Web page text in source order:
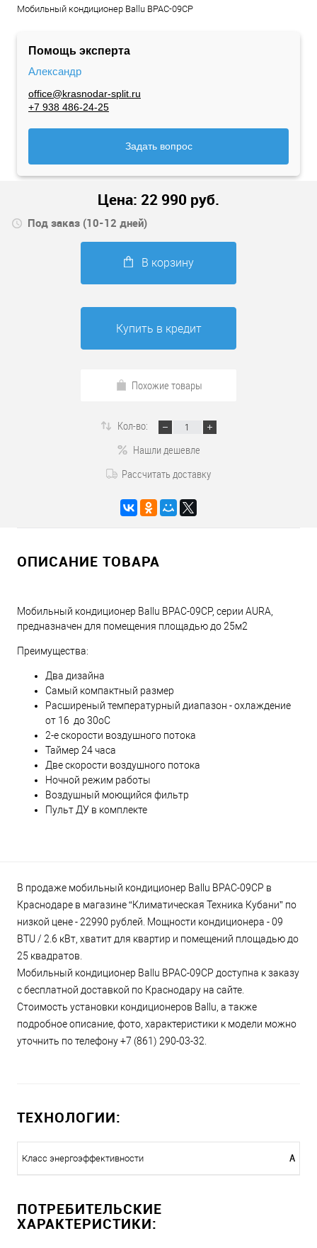
Мобильный кондиционер Ballu BPAC-09CP
Помощь эксперта
Александр
office@krasnodar-split.ru
+7 938 486-24-25
Задать вопрос
Цена: 22 990 руб.
Под заказ (10-12 дней)
В корзину
Купить в кредит
Похожие товары
Кол-во:
Нашли дешевле
Рассчитать доставку
ОПИСАНИЕ ТОВАРА
Мобильный кондиционер Ballu BPAC-09CP, серии AURA,
предназначен для помещения площадью до 25м2
Преимущества:
Два дизайна
Самый компактный размер
Расширеный температурный диапазон - охлаждение
от 16 до 30оС
2-е скорости воздушного потока
Таймер 24 часа
Две скорости воздушного потока
Ночной режим работы
Воздушный моющийся фильтр
Пульт ДУ в комплекте
В продаже мобильный кондиционер Ballu BPAC-09CP в
Краснодаре в магазине “Климатическая Техника Кубани” по
низкой цене - 22990 рублей. Мощности кондиционера - 09
BTU / 2.6 кВт, хватит для квартир и помещений площадью до
25 квадратов.
Мобильный кондиционер Ballu BPAC-09CP доступна к заказу
с бесплатной доставкой по Краснодару на сайте.
Стоимость установки кондиционеров Ballu, а также
подробное описание, фото, характеристики к модели можно
уточнить по телефону +7 (861) 290-03-32.
ТЕХНОЛОГИИ:
Класс энергоэффективности A
ПОТРЕБИТЕЛЬСКИЕ
ХАРАКТЕРИСТИКИ: